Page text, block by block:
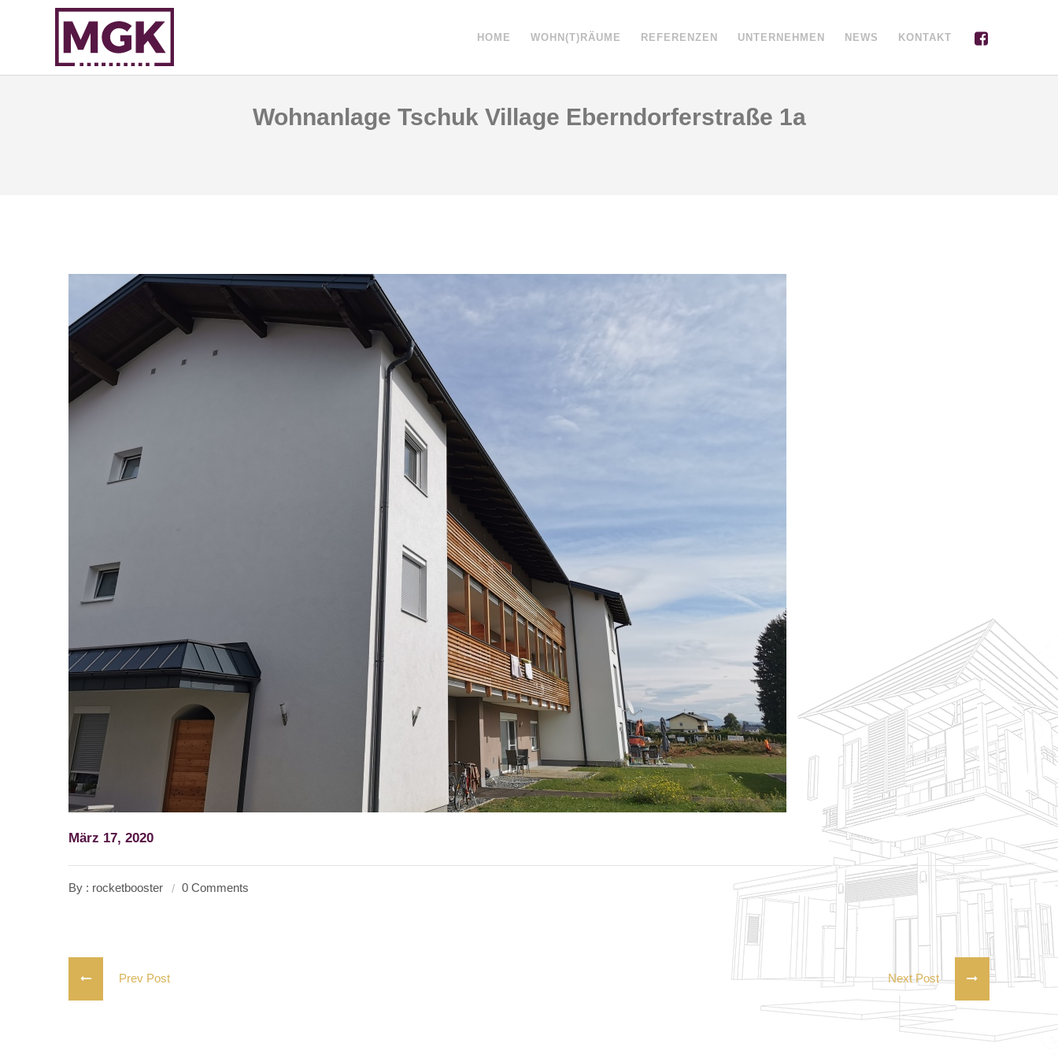
HOME WOHN(T)RÄUME REFERENZEN UNTERNEHMEN NEWS KONTAKT
Wohnanlage Tschuk Village Eberndorferstraße 1a
März 17, 2020
By : rocketbooster 0 Comments
Prev Post Next Post